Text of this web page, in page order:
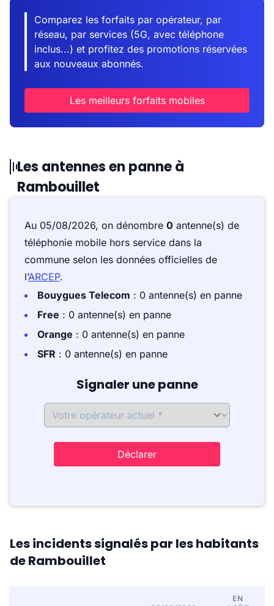
Comparez les forfaits par opérateur, par
réseau, par services (5G, avec téléphone
inclus...) et profitez des promotions réservées
aux nouveaux abonnés.
Les meilleurs forfaits mobiles
Les antennes en panne à
Rambouillet
Au 05/08/2026, on dénombre 0 antenne(s) de
téléphonie mobile hors service dans la
commune selon les données officielles de
l’ARCEP.
Bouygues Telecom : 0 antenne(s) en panne
Free : 0 antenne(s) en panne
Orange : 0 antenne(s) en panne
SFR : 0 antenne(s) en panne
Signaler une panne
Déclarer
Les incidents signalés par les habitants
de Rambouillet
EN